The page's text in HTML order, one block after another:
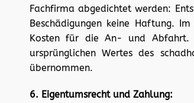
Fachfirma abgedichtet werden:
Beschädigungen keine Haftung.
Kosten für die An- und Abfahrt.
ursprünglichen Wertes des
übernommen.
6. Eigentumsrecht und Zahlung: